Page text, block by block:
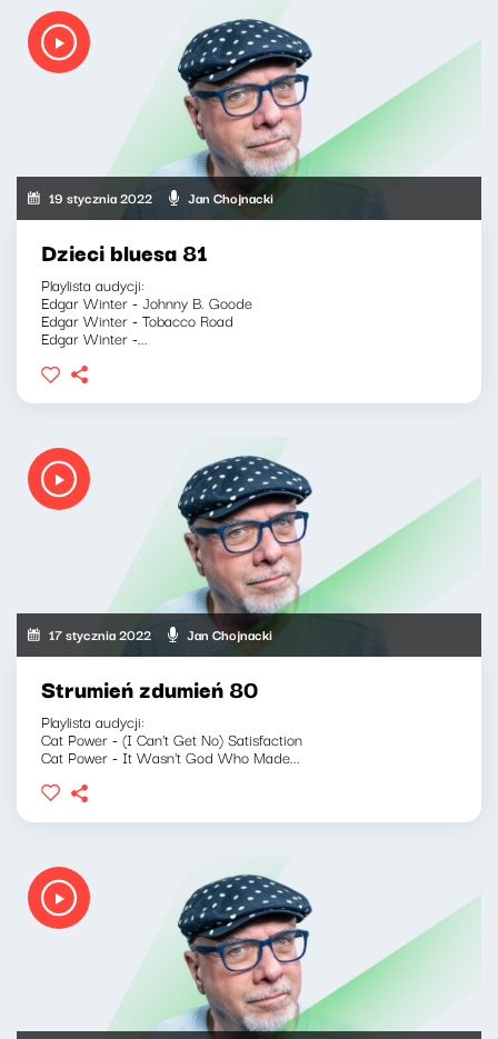
19 stycznia 2022 Jan Chojnacki
Dzieci bluesa 81
Playlista audycji:
Edgar Winter - Johnny B. Goode
Edgar Winter - Tobacco Road
Edgar Winter -...
17 stycznia 2022 Jan Chojnacki
Strumień zdumień 80
Playlista audycji:
Cat Power - (I Can't Get No) Satisfaction
Cat Power - It Wasn't God Who Made...